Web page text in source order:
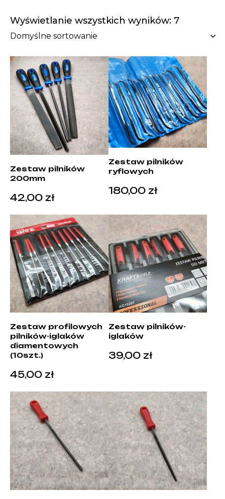
Wyświetlanie wszystkich wyników: 7
Zestaw pilników
200mm
42,00 zł
Zestaw pilników
ryflowych
180,00 zł
Zestaw profilowych
pilników-iglaków
diamentowych
(10szt.)
45,00 zł
Zestaw pilników-
iglaków
39,00 zł